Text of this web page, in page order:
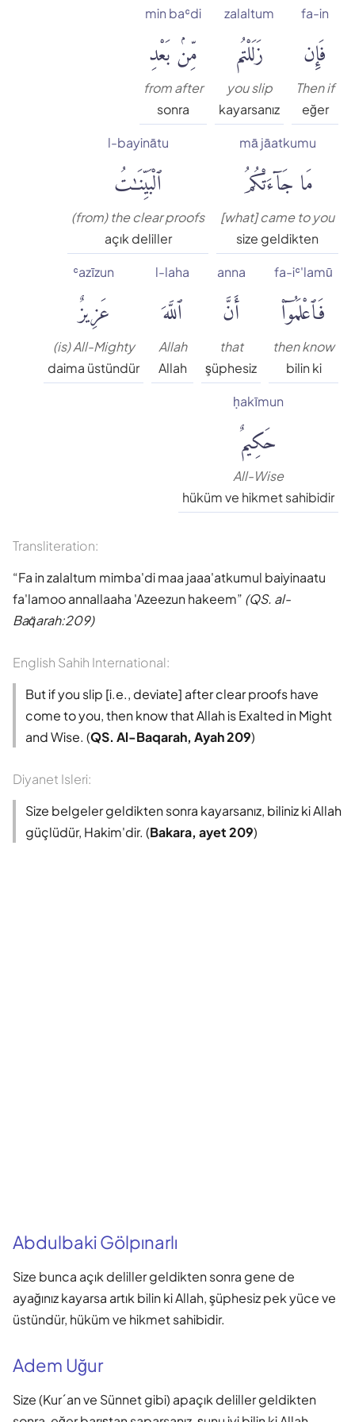
Rowwad Translation Center
Şaban Piriş
Suat Yıldırım
Süleyman Ateş
fa-in
فَإِن
Then if
eğer
zalaltum
زَلَلْتُم
you slip
kayarsanız
min baʿdi
مِّنۢ بَعْدِ
from after
sonra
mā jāatkumu
مَا جَآءَتْكُمُ
[what] came to you
size geldikten
l-bayinātu
ٱلْبَيِّنَٰتُ
(from) the clear proofs
açık deliller
fa-iʿ'lamū
فَٱعْلَمُوٓا۟
then know
bilin ki
anna
أَنَّ
that
şüphesiz
l-laha
ٱللَّهَ
Allah
Allah
ʿazīzun
عَزِيزٌ
(is) All-Mighty
daima üstündür
ḥakīmun
حَكِيمٌ
All-Wise
hüküm ve hikmet sahibidir
Transliteration:
Fa in zalaltum mimba'di maa jaaa'atkumul baiyinaatu
fa'lamoo annallaaha 'Azeezun hakeem (QS. al-
Baq̈arah:209)
English Sahih International:
But if you slip [i.e., deviate] after clear proofs have
come to you, then know that Allah is Exalted in Might
and Wise. (QS. Al-Baqarah, Ayah 209)
Diyanet Isleri:
Size belgeler geldikten sonra kayarsanız, biliniz ki Allah
güçlüdür, Hakim'dir. (Bakara, ayet 209)
Abdulbaki Gölpınarlı
Size bunca açık deliller geldikten sonra gene de
ayağınız kayarsa artık bilin ki Allah, şüphesiz pek yüce ve
üstündür, hüküm ve hikmet sahibidir.
Adem Uğur
Size (Kur´an ve Sünnet gibi) apaçık deliller geldikten